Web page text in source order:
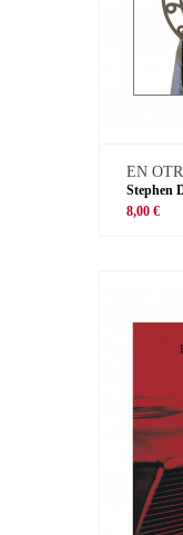
EN
Stephen
8,00 €